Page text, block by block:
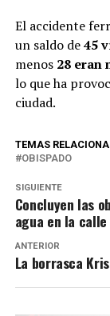
El accidente
un saldo de45
menos 28 eran
lo que ha
ciudad.
TEMAS
OBISPADO
SIGUIENTE
Concluyen las
agua en la
ANTERIOR
La borrasca